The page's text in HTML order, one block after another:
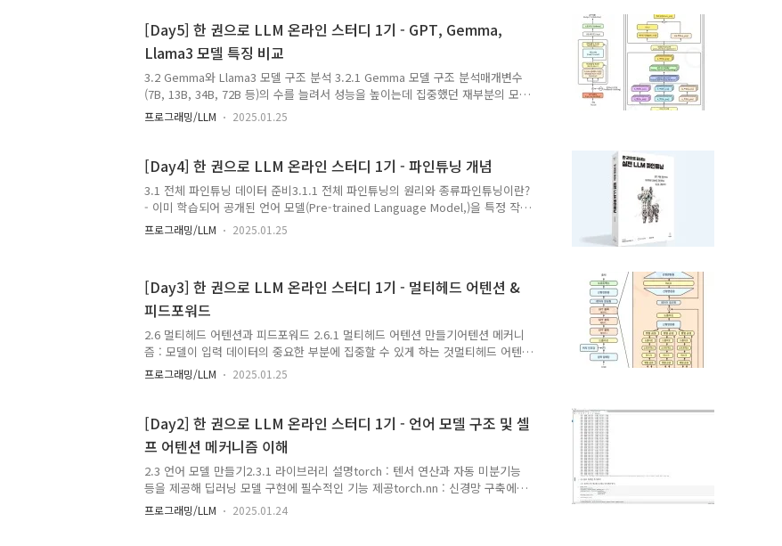
는 처리하기 어려운 대규모 모델을 효율적으로 학습하고 실행특정 시점에 대부
분의 GPU가 놀고 있을 수 있음기기 간 데이터 복사로 인한 부담이 전체적인 학
습속도를 저하시킬 수 있음→ 파이프라인 병렬화 등..
[Day5] 한 권으로 LLM 온라인 스터디 1기 - GPT, Gemma,
Llama3 모델 특징 비교
3.2 Gemma와 Llama3 모델 구조 분석 3.2.1 Gemma 모델 구조 분석매개변수
(7B, 13B, 34B, 72B 등)의 수를 늘려서 성능을 높이는데 집중했던 재부분의 모
델들과는 반대로 모델의 크기를 크게 줄여서 고성능 컴퓨팅 자원이 부족한 환경
에서도 언어모델을 황용할 수 있게 하려는 혁신적인 시도a. input_layernorm,
학습, 더 좋은 성능b. RoPE(Rotary Position Embedding) 도입 : 각 토큰의 위
치를 상대적인 각도로 표시c. 활성화 함수 : ReLU의 한계를 극복하기 위해
GELU와 GLU를 결합한 GeGLU라는 새로운 활성화 함수를 사용 3.2.2 Gemm..
프로그래밍/LLM 2025.01.25
[Day4] 한 권으로 LLM 온라인 스터디 1기 - 파인튜닝 개념
3.1 전체 파인튜닝 데이터 준비3.1.1 전체 파인튜닝의 원리와 종류파인튜닝이란?
- 이미 학습되어 공개된 언어 모델(Pre-trained Language Model,)을 특정 작
업에 맞게 추가로 학습하는 것- 성능을 높이고자 하는분야나 풀고자 하는 문제의
데이터로 추가 학습 → 모델이 해당 분야에서 더 정확하고 신뢰할 수 있는 응답
러운 언어생성 능력 부족파인튜닝의 종류- PEFT(Parameter-Efficient Fine-
Tuning, 매개변수 효율적 파인튜닝) a. 어댑터 튜닝(Adapter Tuning) : 기존의
거대한 언어 모델에 작은..
프로그래밍/LLM 2025.01.25
[Day3] 한 권으로 LLM 온라인 스터디 1기 - 멀티헤드 어텐션 &
피드포워드
2.6 멀티헤드 어텐션과 피드포워드 2.6.1 멀티헤드 어텐션 만들기어텐션 메커니
즘 : 모델이 입력 데이터의 중요한 부분에 집중할 수 있게 하는 것멀티헤드 어텐
션 : 여러개의 어텐션 메커니즘을 병렬로 사용해 다양한 관점에서 정보를 동시에
처리 2.6.2 피드포워드 만들기각 어텐션 블록 뒤에 피드포워드 네트워크를 배치
으로부터 얻은 표현을 더욱 풍부하게 만듬→ 모델이 더 복잡한 데이터 패턴을 학
습할 수 있게 돕는 과정 2.7 Blocks 만들기복잡한 신경망 모델에서 블록은 모델
의 설계와 구현에 중요한 구조적 단위모델 내 다양한 계층과 구성 요소를 하나로
묶어 모듈화, 개사용성, 확장성을 크게 향상시킴각 블록 내에서 주로 어텐션 메
커..
프로그래밍/LLM 2025.01.25
[Day2] 한 권으로 LLM 온라인 스터디 1기 - 언어 모델 구조 및 셀
프 어텐션 메커니즘 이해
2.3 언어 모델 만들기2.3.1 라이브러리 설명torch : 텐서 연산과 자동 미분기능
등을 제공해 딥러닝 모델 구현에 필수적인 기능 제공torch.nn : 신경망 구축에
필요한 다양한 레이어와 매개변수 관리 기능 제공이를 통해 모델 아키텍처를 정
의하고 매개변수를 초기화하며, 순전파(forward pass)를 구현할 수 있다 2.3.2
프로그래밍/LLM 2025.01.24